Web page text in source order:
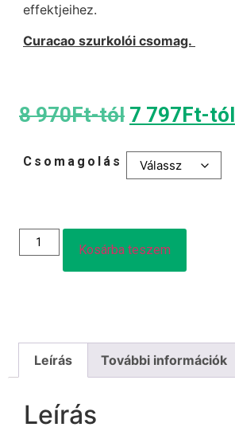
effektjeihez.
Curacao szurkolói csomag.
8 970Ft-tól 7 797Ft-tól
Csomagolás
Kosárba teszem
Leírás További információk
Leírás